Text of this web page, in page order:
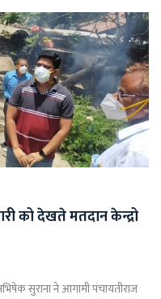
को देखते मतदान केन्द्रो
सुराना ने आगामी पंचायतीराज